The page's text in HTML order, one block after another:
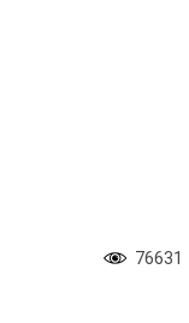
76631